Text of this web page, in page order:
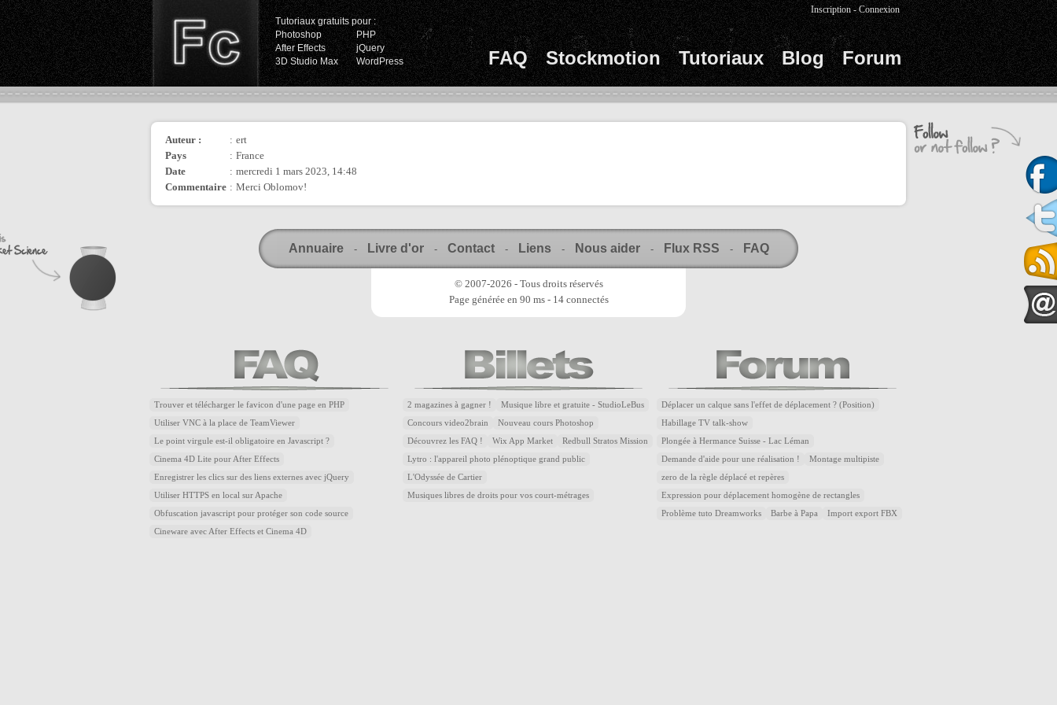
Tutoriaux gratuits pour :
Photoshop
PHP
After Effects
jQuery
3D Studio Max
WordPress FAQ Stockmotion Tutoriaux Blog Forum
Inscription -Connexion
Auteur : : ert
Pays
: France
Date
: mercredi 1 mars 2023, 14:48
Commentaire : Merci Oblomov!
Annuaire - Livre d'or - Contact - Liens - Nous aider - Flux RSS - FAQ
© 2007-2026 - Tous droits réservés
Page générée en 90 ms - 14 connectés
Trouver et télécharger le favicon d'une page en PHP
Utiliser VNC à la place de TeamViewer
Le point virgule est-il obligatoire en Javascript ?
Cinema 4D Lite pour After Effects
Enregistrer les clics sur des liens externes avec jQuery
Utiliser HTTPS en local sur Apache
Obfuscation javascript pour protéger son code source
Cineware avec After Effects et Cinema 4D
2 magazines à gagner ! Musique libre et gratuite - StudioLeBus
Concours video2brain Nouveau cours Photoshop
Découvrez les FAQ ! Wix App Market Redbull Stratos Mission
Lytro : l'appareil photo plénoptique grand public
L'Odyssée de Cartier
Musiques libres de droits pour vos court-métrages
Déplacer un calque sans l'effet de déplacement ? (Position)
Habillage TV talk-show
Plongée à Hermance Suisse - Lac Léman
Demande d'aide pour une réalisation ! Montage multipiste
zero de la règle déplacé et repères
Expression pour déplacement homogène de rectangles
Problème tuto Dreamworks Barbe à Papa Import export FBX